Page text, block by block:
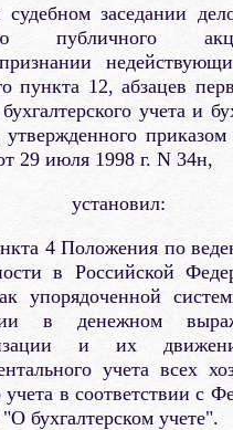
заседании
публичного
пункта 12, абзацев
учета и
29 июля 1998 г. N 34н,
установил:
4 Положения по
в Российской
упорядоченной
в денежном
и их
учета всех
учета в соответствии с
бухгалтерском учете".